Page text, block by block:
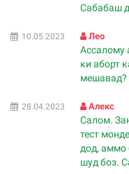
Сабабаш
10.05.2023 Лео
Ассалому
ки аборт
мешавад?
28.04.2023 Алекс
Салом.
тест
дод, аммо
шуд боз.